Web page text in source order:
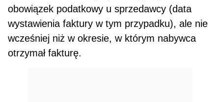
obowiązek podatkowy u sprzedawcy (data
wystawienia faktury w tym przypadku), ale nie
wcześniej niż w okresie, w którym nabywca
otrzymał fakturę.